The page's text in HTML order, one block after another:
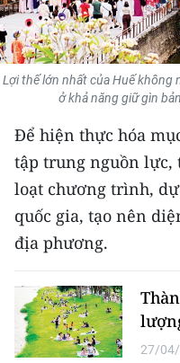
KHOA HỌC - CÔNG
MÔI TRƯỜNG
BẠN ĐỌC
KIỂM CHỨNG THÔNG
TRI THỨC CHUYÊN SÂU
CHƯƠNG TRÌNH
MỘT SẢN PHẨM
Lợi thế lớn nhất của Huế không
ở khả năng giữ gìn
Để hiện thực hóa
tập trung nguồn lực,
loạt chương trình,
quốc gia, tạo nên
địa phương.
27/